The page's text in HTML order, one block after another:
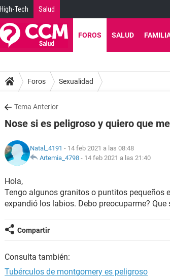
High-Tech Salud
FOROS SALUD
Foros Sexualidad
Tema Anterior
Nose si es peligroso y quiero que
Natal_4191 - 14 feb 2021 a las 08:48
Artemia_4798 - 14 feb 2021 a las 21:40
Hola,
Tengo algunos granitos o puntitos pequeños
expandió los labios. Debo preocuparme? Que
Compartir
Consulta también:
Tubérculos de montgomery es peligroso